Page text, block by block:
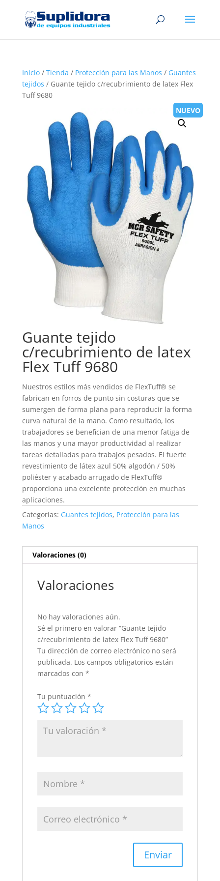
Inicio/ Tienda / Protección para las Manos / Guantes
tejidos / Guante tejido c/recubrimiento de latex Flex
Tuff 9680
NUEVO
Guante tejido
c/recubrimiento de latex
Flex Tuff 9680
Nuestros estilos más vendidos de FlexTuff® se
fabrican en forros de punto sin costuras que se
sumergen de forma plana para reproducir la forma
curva natural de la mano. Como resultado, los
trabajadores se benefician de una menor fatiga de
las manos y una mayor productividad al realizar
tareas detalladas para trabajos pesados. El fuerte
revestimiento de látex azul 50% algodón / 50%
poliéster y acabado arrugado de FlexTuff®
proporciona una excelente protección en muchas
aplicaciones.
Categorías: Guantes tejidos, Protección para las
Manos
Valoraciones (0)
Valoraciones
No hay valoraciones aún.
Sé el primero en valorar “Guante tejido
c/recubrimiento de latex Flex Tuff 9680”
Tu dirección de correo electrónico no será
publicada. Los campos obligatorios están
marcados con *
Tu puntuación *